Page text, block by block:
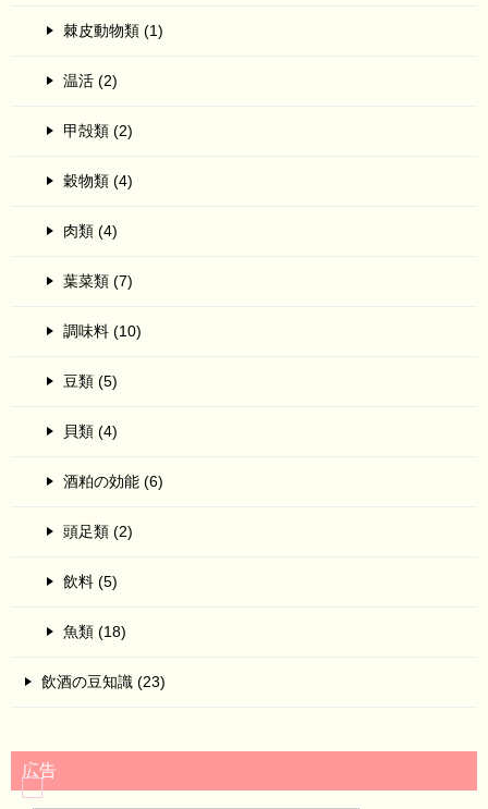
棘皮動物類 (1)
温活 (2)
甲殻類 (2)
穀物類 (4)
肉類 (4)
葉菜類 (7)
調味料 (10)
豆類 (5)
貝類 (4)
酒粕の効能 (6)
頭足類 (2)
飲料 (5)
魚類 (18)
飲酒の豆知識 (23)
広告